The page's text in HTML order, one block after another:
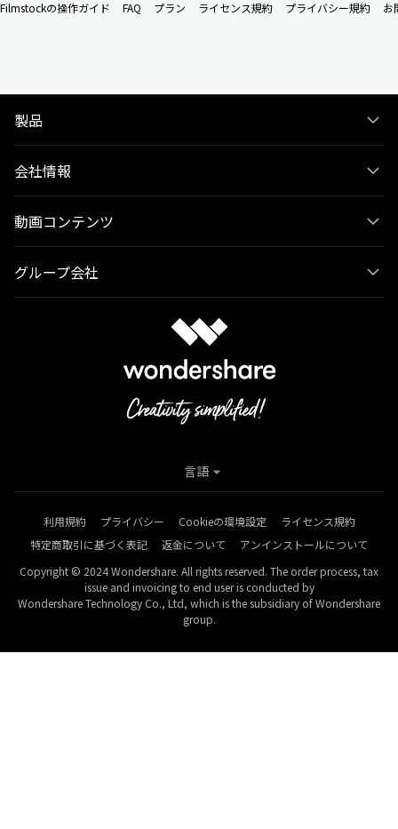
Filmstockの操作ガイド FAQ プラン ライセンス規約 プライバシー規約 お
製品
会社情報
動画コンテンツ
グループ会社
利用規約 プライバシー Cookieの環境設定
ライセンス規約
特定商取引に基づく表記
返金について
アンインストールについて
Copyright © 2024 Wondershare. All rights reserved. The order process, tax
issue and invoicing to end user is conducted by
Wondershare Technology Co., Ltd, which is the subsidiary of Wondershare
group.
言語